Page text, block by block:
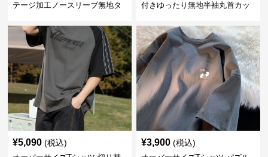
テージ加工ノースリーブ無地タ
付きゆったり無地半袖丸首カッ
¥5,090 (税込) ¥3,900 (税込)